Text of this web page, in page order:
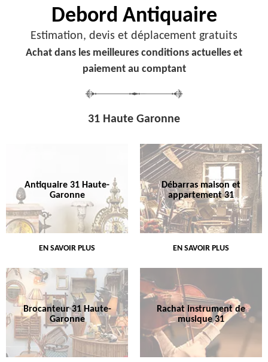
Debord Antiquaire
Estimation, devis et déplacement gratuits
Achat dans les meilleures conditions actuelles et
paiement au comptant
31 Haute Garonne
Antiquaire 31 Haute-
Garonne
EN SAVOIR PLUS
Débarras maison et
appartement 31
EN SAVOIR PLUS
Brocanteur 31 Haute-
Garonne
Rachat instrument de
musique 31